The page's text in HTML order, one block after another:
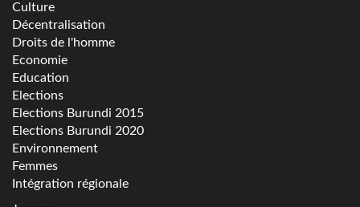
Culture
Décentralisation
Droits de l'homme
Economie
Education
Elections
Elections Burundi 2015
Elections Burundi 2020
Environnement
Femmes
Intégration régionale